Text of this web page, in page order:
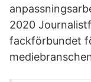
2020
fackförbundet